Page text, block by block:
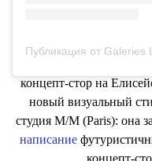
Публикация от
концепт-стор на
новый визуальный
студия M/M (Paris): она
написание
концепт-